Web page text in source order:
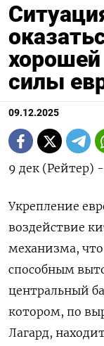
силы
09.12.2025
9 дек (Рейтер) -
Укрепление
воздействие
механизма,
способным
центральный
котором, по
Лагард,